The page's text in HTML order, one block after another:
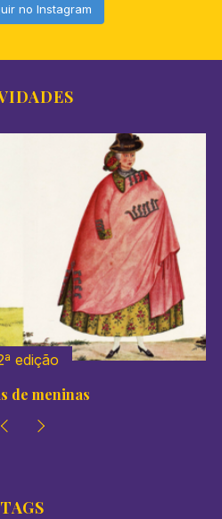
no Instagram
edição
de meninas
TAGS